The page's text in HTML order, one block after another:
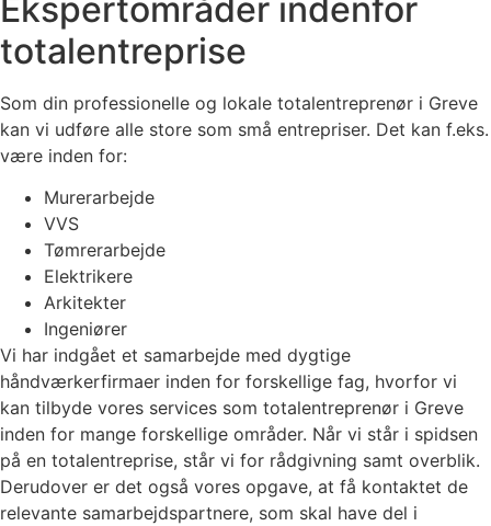
Ekspertområder indenfor
totalentreprise
Som din professionelle og lokale totalentreprenør i Greve
kan vi udføre alle store som små entrepriser. Det kan f.eks.
være inden for:
Murerarbejde
VVS
Tømrerarbejde
Elektrikere
Arkitekter
Ingeniører
Vi har indgået et samarbejde med dygtige
håndværkerfirmaer inden for forskellige fag, hvorfor vi
kan tilbyde vores services som totalentreprenør i Greve
inden for mange forskellige områder. Når vi står i spidsen
på en totalentreprise, står vi for rådgivning samt overblik.
Derudover er det også vores opgave, at få kontaktet de
relevante samarbejdspartnere, som skal have del i